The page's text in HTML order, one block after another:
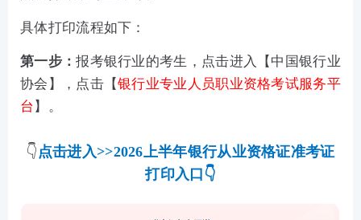
具体打印流程如下：
第一步：报考银行业的考生，点击进入【 中国银行业
协会 】，点击【银行业专业人员职业资格考试服务平
台 】。
👇 点击进入>>2026上半年银行从业资格证准考证
打印入口 👇